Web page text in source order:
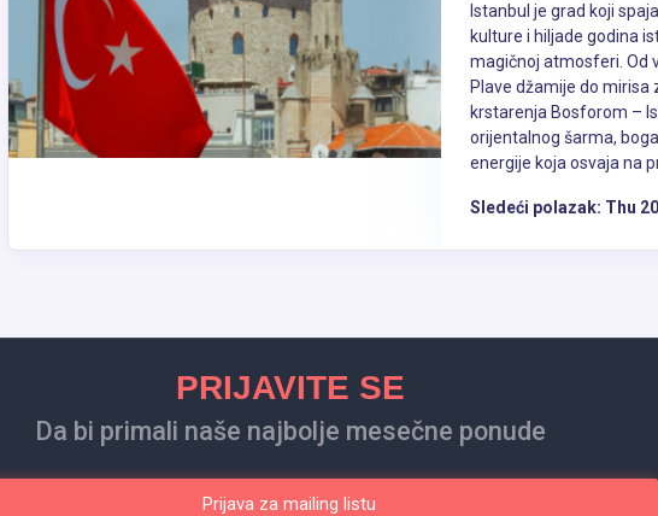
naizgled beskrajnom ponudom barova, noćnih klubova i restorana.
Da li treba da menjam novac? Ima li mnogo bankomata u Istanbulu?
Iako se u nekim većim radnjama i u turističkim sredinama prihvataju evri, uglavnom je
turskoj liri. Kursevi su skoro uvek bolji ako se vaša razmena valuta obavlja u Turskoj, a
dovoljno lokalne valute za vaš prvi dan a ostatak promenite kada stignete. Za svaku
Da li je Istanbul lak za obići? Koje vrste
nose masku za lice u transportu.
Kako da stignem iz evropskog u azijski deo
Postoje autobusi, metrobusevi i taksiji koji putuju između evropskih i azijskih delova
način je trajektom. Trajekti redovno saobraćaju između Eminonua i Kadikoja i
Istanbul je grad koji
kulture i hiljade godina
magičnoj atmosferi. Od
Plave džamije do mirisa
krstarenja Bosforom –
orijentalnog šarma,
energije koja osvaja na
Sledeći polazak: Thu
PRIJAVITE SE
Da bi primali naše najbolje mesečne ponude
Prijava za mailing listu